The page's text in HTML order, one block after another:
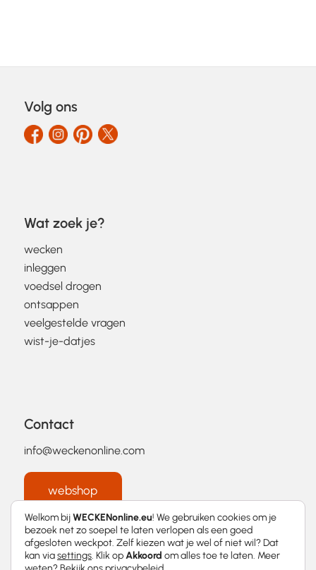
Volg ons
Wat zoek je?
wecken
inleggen
voedsel drogen
ontsappen
veelgestelde vragen
wist-je-datjes
Contact
info@weckenonline.com
webshop
Welkom bijWECKENonline.eu! We gebruiken cookies om je
bezoek net zo soepel te laten verlopen als een goed
afgesloten weckpot. Zelf kiezen wat je wel of niet wil? Dat
kan viasettings. Klik opAkkoord om alles toe te laten. Meer